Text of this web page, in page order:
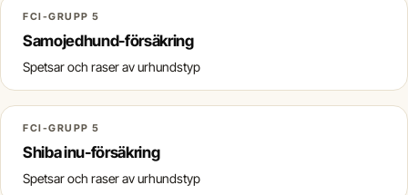
FCI-GRUPP 5
Samojedhund-försäkring
Spetsar och raser av urhundstyp
FCI-GRUPP 5
Shiba inu-försäkring
Spetsar och raser av urhundstyp